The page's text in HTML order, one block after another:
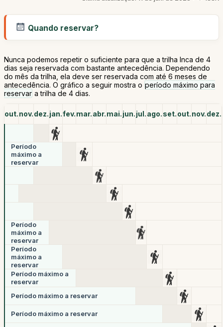
Quando reservar?
Nunca podemos repetir o suficiente para que a trilha Inca de 4
dias seja reservada com bastante antecedência. Dependendo
do mês da trilha, ela deve ser reservada com até 6 meses de
antecedência. O gráfico a seguir mostra o período máximo para
reservar a trilha de 4 dias.
out.nov.dez.jan.fev.mar.abr.mai.jun.jul.ago.set.out.nov.dez.
Período
máximo a
reservar
Período
máximo a
reservar
Período
máximo a
reservar
Período máximo a
reservar
Período máximo a reservar
Período máximo a reservar